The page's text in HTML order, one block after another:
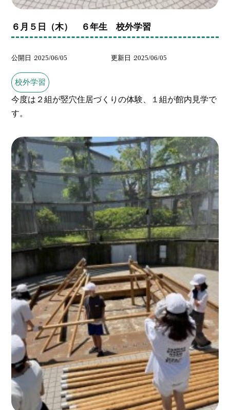
６月５日（木） ６年生 校外学習
公開日 2025/06/05 更新日 2025/06/05
校外学習
今度は２組が竪穴住居づくりの体験、１組が館内見学で
す。